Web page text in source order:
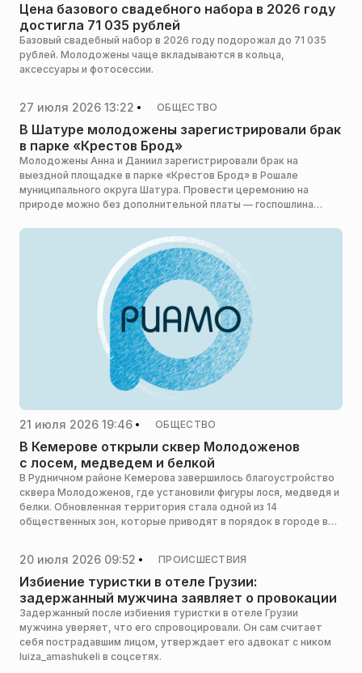
Цена базового свадебного набора в 2026 году
достигла 71 035 рублей
Базовый свадебный набор в 2026 году подорожал до 71 035
рублей. Молодожены чаще вкладываются в кольца,
аксессуары и фотосессии.
27 июля 2026 13:22 ОБЩЕСТВО
В Шатуре молодожены зарегистрировали брак
в парке «Крестов Брод»
Молодожены Анна и Даниил зарегистрировали брак на
выездной площадке в парке «Крестов Брод» в Рошале
муниципального округа Шатура. Провести церемонию на
природе можно без дополнительной платы — госпошлина
социального развития Московской области.
21 июля 2026 19:46 ОБЩЕСТВО
В Кемерове открыли сквер Молодоженов
с лосем, медведем и белкой
В Рудничном районе Кемерова завершилось благоустройство
сквера Молодоженов, где установили фигуры лося, медведя и
белки. Обновленная территория стала одной из 14
общественных зон, которые приводят в порядок в городе в
20 июля 2026 09:52 ПРОИСШЕСТВИЯ
Избиение туристки в отеле Грузии:
задержанный мужчина заявляет о провокации
Задержанный после избиения туристки в отеле Грузии
мужчина уверяет, что его спровоцировали. Он сам считает
себя пострадавшим лицом, утверждает его адвокат с ником
luiza_amashukeli в соцсетях.